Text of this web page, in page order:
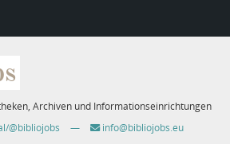
Archiven und Informationseinrichtungen
@bibliojobs
— info@bibliojobs.eu